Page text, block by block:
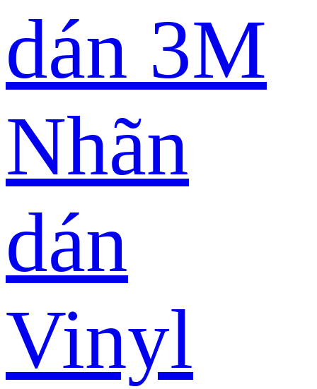
dán 3M
Nhãn
dán
Vinyl